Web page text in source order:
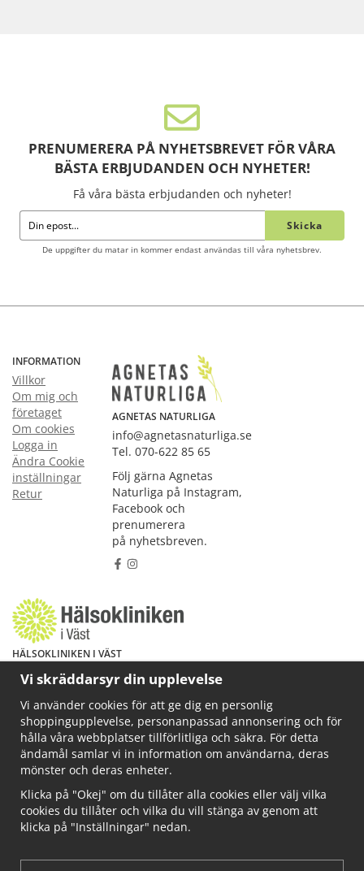
PRENUMERERA PÅ NYHETSBREVET FÖR VÅRA
BÄSTA ERBJUDANDEN OCH NYHETER!
Få våra bästa erbjudanden och nyheter!
Skicka
De uppgifter du matar in kommer endast användas till våra nyhetsbrev.
INFORMATION
Villkor
Om mig och
företaget
Om cookies
Logga in
Ändra Cookie
inställningar
Retur
AGNETAS NATURLIGA
info@agnetasnaturliga.se
Tel. 070-622 85 65
Följ gärna Agnetas
Naturliga på Instagram,
Facebook och
prenumerera
på nyhetsbreven.
HÄLSOKLINIKEN I VÄST
Har du hälsoproblem? Fråga mig!
info@ahkliniken.se eller ring 070-622 85 65
Läs gärna mer på www.ahkliniken.se
Vi skräddarsyr din upplevelse
Vi använder cookies för att ge dig en personlig
shoppingupplevelse, personanpassad annonsering och för
hålla våra webbplatser tillförlitliga och säkra. För detta
ändamål samlar vi in information om användarna, deras
mönster och deras enheter.
Klicka på "Okej" om du tillåter alla cookies eller välj vilka
cookies du tillåter och vilka du vill stänga av genom att
klicka på "Inställningar" nedan.